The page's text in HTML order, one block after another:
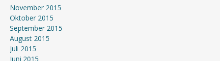
November 2015
Oktober 2015
September 2015
August 2015
Juli 2015
Juni 2015